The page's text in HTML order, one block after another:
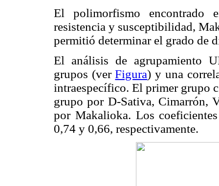
El polimorfismo encontrado
resistencia y susceptibilidad,
permitió determinar el grado de
El análisis de agrupamiento
grupos (verFigura) y una
intraespecífico. El primer grupo
grupo por D-Sativa, Cimarrón,
por Makalioka. Los
0,74 y 0,66, respectivamente.